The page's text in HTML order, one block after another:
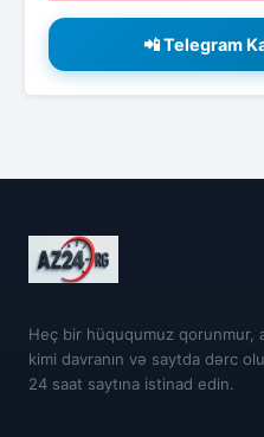
📲 Telegram
Heç bir hüququmuz qorunmur,
kimi davranın və saytda dərc
24 saat saytına istinad edin.